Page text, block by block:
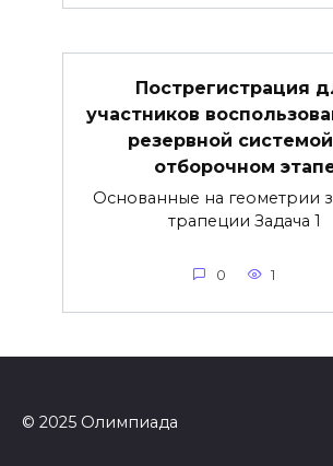
Пострегистрация
участников
резервной
отборочном
Основанные на геометрии
трапеции Задача 1
0 1
© 2025 Олимпиада